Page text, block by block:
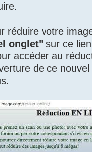
réduire votre
onglet" sur ce
accéder au
de ce